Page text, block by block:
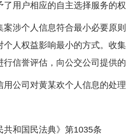
了用户相应的自主选择服务的
个人信息符合最小必要原则
个人权益影响最小的方式。收
行信誉评估，向公交公司提供
司对黄某欢个人信息的处理
和国民法典》第1035条